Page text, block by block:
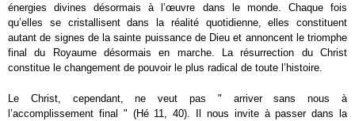
énergies divines désormais à l’œuvre dans le monde. Chaque fois
qu’elles se cristallisent dans la réalité quotidienne, elles constituent
autant de signes de la sainte puissance de Dieu et annoncent le triomphe
final du Royaume désormais en marche. La résurrection du Christ
constitue le changement de pouvoir le plus radical de toute l’histoire.
Le Christ, cependant, ne veut pas " arriver sans nous à
l’accomplissement final " (Hé 11, 40). Il nous invite à passer dans la